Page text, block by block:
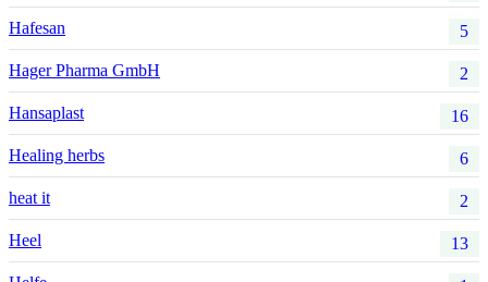
Hafesan 5
Hager Pharma GmbH 2
Hansaplast 16
Healing herbs 6
heat it 2
Heel 13